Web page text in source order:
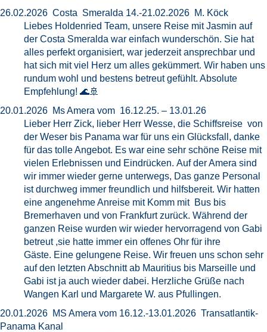
26.02.2026 Costa Smeralda 14.-21.02.2026 M. Köck
Liebes Holdenried Team, unsere Reise mit Jasmin auf
der Costa Smeralda war einfach wunderschön. Sie hat
alles perfekt organisiert, war jederzeit ansprechbar und
hat sich mit viel Herz um alles gekümmert. Wir haben uns
rundum wohl und bestens betreut gefühlt. Absolute
Empfehlung! 🌊🚢
20.01.2026 Ms Amera vom 16.12.25. – 13.01.26
Lieber Herr Zick, lieber Herr Wesse, die Schiffsreise von
der Weser bis Panama war für uns ein Glücksfall, danke
für das tolle Angebot. Es war eine sehr schöne Reise mit
vielen Erlebnissen und Eindrücken. Auf der Amera sind
wir immer wieder gerne unterwegs, Das ganze Personal
ist durchweg immer freundlich und hilfsbereit. Wir hatten
eine angenehme Anreise mit Komm mit Bus bis
Bremerhaven und von Frankfurt zurück. Während der
ganzen Reise wurden wir wieder hervorragend von Gabi
betreut ,sie hatte immer ein offenes Ohr für ihre
Gäste. Eine gelungene Reise. Wir freuen uns schon sehr
auf den letzten Abschnitt ab Mauritius bis Marseille und
Gabi ist ja auch wieder dabei. Herzliche Grüße nach
Wangen Karl und Margarete W. aus Pfullingen.
20.01.2026 MS Amera vom 16.12.-13.01.2026 Transatlantik-
Panama Kanal